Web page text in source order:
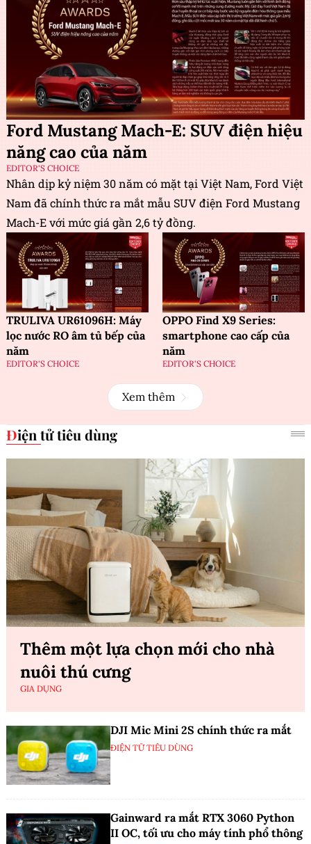
Ford Mustang Mach-E: SUV điện hiệu
năng cao của năm
EDITOR'S CHOICE
Nhân dịp kỷ niệm 30 năm có mặt tại Việt Nam, Ford Việt
Nam đã chính thức ra mắt mẫu SUV điện Ford Mustang
Mach-E với mức giá gần 2,6 tỷ đồng.
TRULIVA UR61096H: Máy
lọc nước RO âm tủ bếp của
năm
EDITOR'S CHOICE
OPPO Find X9 Series:
smartphone cao cấp của
năm
EDITOR'S CHOICE
Xem thêm
Điện tử tiêu dùng
Thêm một lựa chọn mới cho nhà
nuôi thú cưng
GIA DỤNG
DJI Mic Mini 2S chính thức ra mắt
ĐIỆN TỬ TIÊU DÙNG
Gainward ra mắt RTX 3060 Python
II OC, tối ưu cho máy tính phổ thông